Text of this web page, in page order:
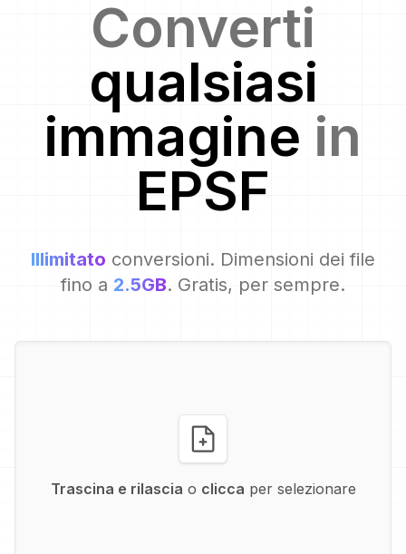
Converti
qualsiasi
immagine in
EPSF
Illimitato conversioni. Dimensioni dei file
fino a 2.5GB. Gratis, per sempre.
Trascina e rilascia o clicca per selezionare